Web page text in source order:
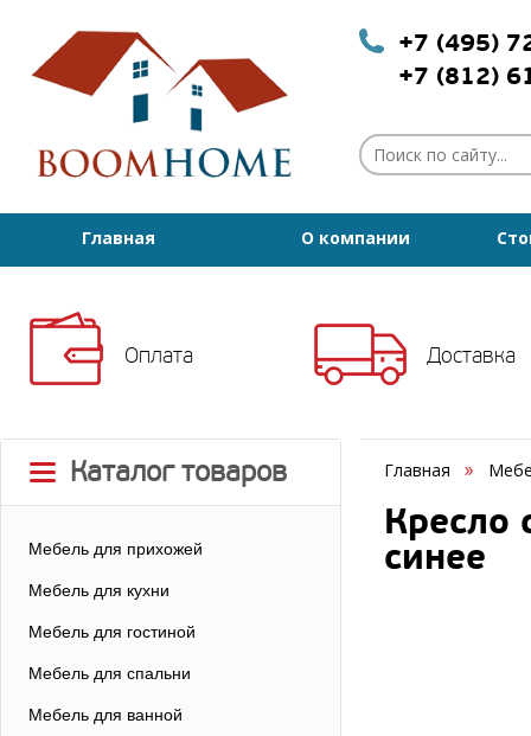
+7 (495)
+7 (812)
Главная О компании
Оплата Доставка
Каталог товаров
Мебель для прихожей
Мебель для кухни
Мебель для гостиной
Мебель для спальни
Мебель для ванной
Главная
Кресло
синее